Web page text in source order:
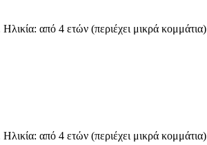
από 4 ετών (περιέχει μικρά κομμάτια)
από 4 ετών (περιέχει μικρά κομμάτια)